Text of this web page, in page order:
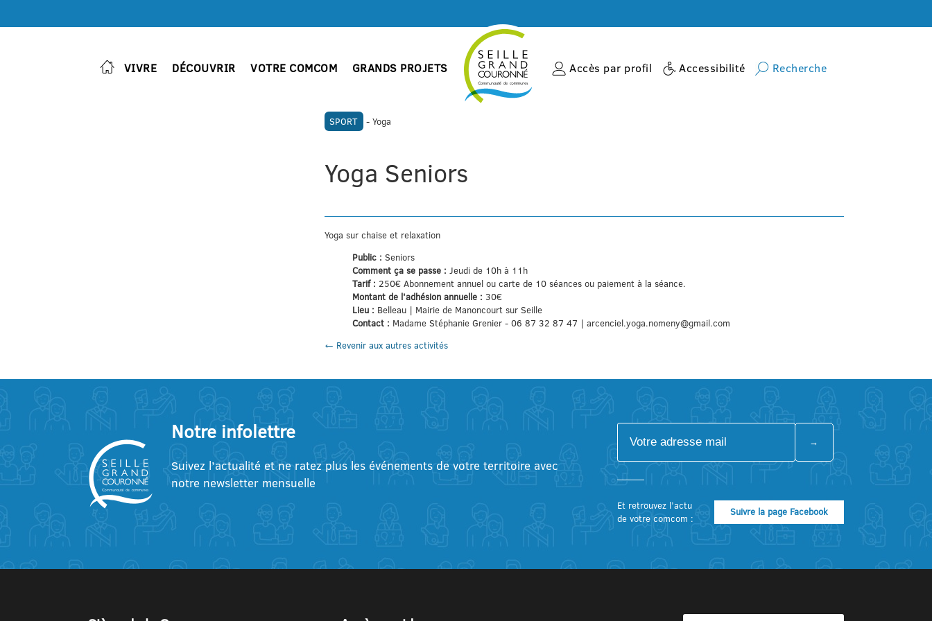
VIVRE DÉCOUVRIR VOTRE COMCOM GRANDS PROJETS Accès par profil Accessibilité Recherche
SPORT - Yoga
Yoga Seniors
Yoga sur chaise et relaxation
Public : Seniors
Comment ça se passe : Jeudi de 10h à 11h
Tarif : 250€ Abonnement annuel ou carte de 10 séances ou paiement à la séance.
Montant de l'adhésion annuelle : 30€
Lieu : Belleau | Mairie de Manoncourt sur Seille
Contact : Madame Stéphanie Grenier - 06 87 32 87 47 | arcenciel.yoga.nomeny@gmail.com
← Revenir aux autres activités
Notre infolettre
Suivez l’actualité et ne ratez plus les événements de votre territoire avec
notre newsletter mensuelle
Et retrouvez l’actu
de votre comcom :
Suivre la page Facebook